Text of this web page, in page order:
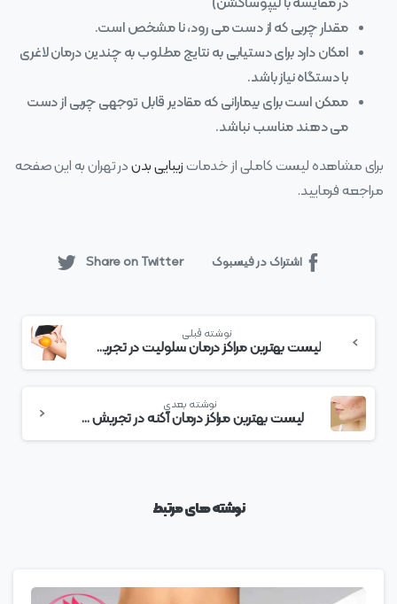
مقدار چربی که از دست می‌ رود، نا مشخص است.
امکان دارد برای دستیابی به نتایج مطلوب به چندین درمان لاغری
با دستگاه نیاز باشد.
ممکن است برای بیمارانی که مقادیر قابل‌ توجهی چربی از دست
می‌ دهند مناسب نباشد.
برای مشاهده لیست کاملی از خدماتزیبایی بدندر تهران به این صفحه
مراجعه فرمایید.
اشتراک در فیسبوک Share on Twitter
بخوانید
نوشته قبلی
لیست بهترین مراکز درمان سلولیت در تجریش + هزینه درمان سلولیت
نوشته بعدی
لیست بهترین مراکز درمان آکنه در تجریش + هزینه درمان آکنه
نوشته های مرتبط